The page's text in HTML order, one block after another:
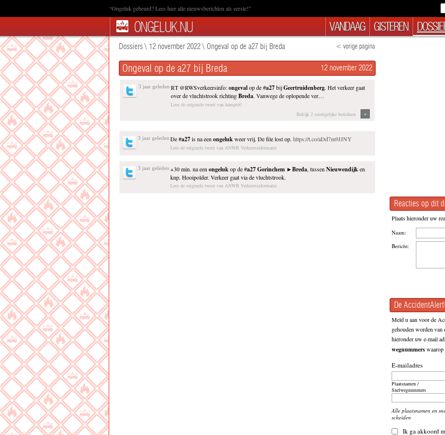
“Ongeluk gebeurd? Lees hier alle nieuwsberichten als eerste!”
VANDAAG GISTEREN
Dossiers\ 12 november 2022\ Ongeval op de a27 bij Breda < vorige pagina
Ongeval op de a27 bij Breda 12 november 2022
3 jaar geleden RT @RWSverkeersinfo:ongevalop de #a27bijGeertruidenberg. Het verkeer gaat
over de vluchtstrook richtingBreda. Vanwege de oplopende ver…
Lees de originele tweet van hampie0
+
Bekijk 2 soortgelijke berichten
3 jaar geleden De #a27is na een ongelukweer vrij. De file lost op. https://t.co/aDd7m9JJNY
Lees de originele tweet van ANWB Verkeersinformatie
3 jaar geleden +30 min. na een ongelukop de #a27Gorinchem ►Breda, tussen Nieuwendijken
knp. Hooipolder. Verkeer gaat via de vluchtstrook.
Lees de originele tweet van ANWB Verkeersinformatie
Reacties op dit
Plaats hieronder uw
Naam:
Bericht:
De AccidentAlert!
Meld u aan voor de
gehouden worden
hieronder uw e-mail
wegnummerswaarop
E-mailadres
Plaatsnamen /
Snelwegnummers
Alle plaatsnamen en
scheiden
Ik ga akkoord